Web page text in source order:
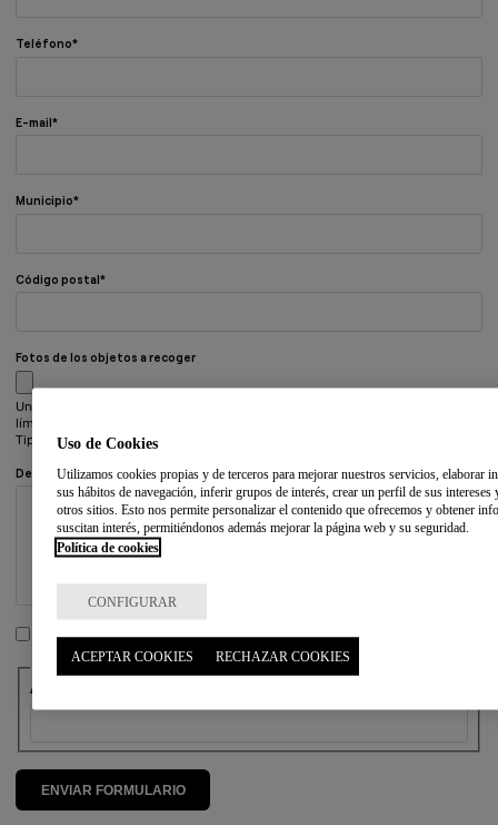
Teléfono
E-mail
Municipio
Código postal
Fotos de los objetos a recoger
Un número ilimitado de archivos pueden ser cargados en este campo.
límite de 16 MB.
Tipos permitidos: gif, jpg, png, jpeg, webp, avif.
Descripción de los objetos a recoger
He leído y acepto lapolítica de privacidad
Anti spam: Escribe con letras el resultado de sumar ocho y dos
Uso de Cookies
Utilizamos cookies propias y de terceros para mejorar nuestros servicios, elaborar
sus hábitos de navegación, inferir grupos de interés, crear un perfil de sus intereses
otros sitios. Esto nos permite personalizar el contenido que ofrecemos y obtener
suscitan interés, permitiéndonos además mejorar la página web y su seguridad.
Política de cookies
CONFIGURAR
RECHAZAR COOKIES
ACEPTAR COOKIES